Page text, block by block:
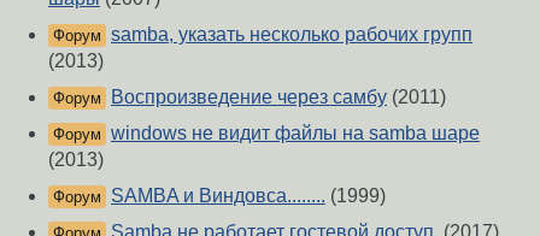
Форум samba, указать несколько рабочих групп
(2013)
Форум Воспроизведение через самбу (2011)
Форум windows не видит файлы на samba шаре
(2013)
Форум SAMBA и Виндовса........ (1999)
Samba не работает гостевой доступ. (2017)